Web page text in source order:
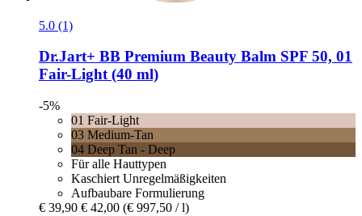
5.0 (1)
Dr.Jart+ BB Premium Beauty Balm SPF 50, 01
Fair-​Light (40 ml)
-5%
01 Fair-Light
03 Medium-Tan
04 Deep Tan - Deep
Für alle Hauttypen
Kaschiert Unregelmäßigkeiten
Aufbaubare Formulierung
€ 39,90 € 42,00 (€ 997,50 / l)